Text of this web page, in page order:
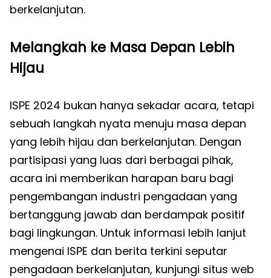
berkelanjutan.
Melangkah ke Masa Depan Lebih
Hijau
ISPE 2024 bukan hanya sekadar acara, tetapi
sebuah langkah nyata menuju masa depan
yang lebih hijau dan berkelanjutan. Dengan
partisipasi yang luas dari berbagai pihak,
acara ini memberikan harapan baru bagi
pengembangan industri pengadaan yang
bertanggung jawab dan berdampak positif
bagi lingkungan. Untuk informasi lebih lanjut
mengenai ISPE dan berita terkini seputar
pengadaan berkelanjutan, kunjungi situs web